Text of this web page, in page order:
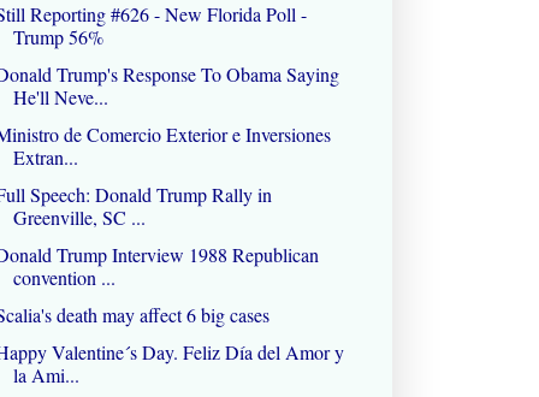
Reporting #626 - New Florida Poll -
Trump 56%
Trump's Response To Obama Saying
He'll Neve...
de Comercio Exterior e Inversiones
Extran...
Speech: Donald Trump Rally in
Greenville, SC ...
Trump Interview 1988 Republican
convention ...
death may affect 6 big cases
Valentine´s Day. Feliz Día del Amor y
la Ami...